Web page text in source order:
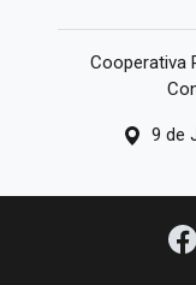
Cooperativa
9 de